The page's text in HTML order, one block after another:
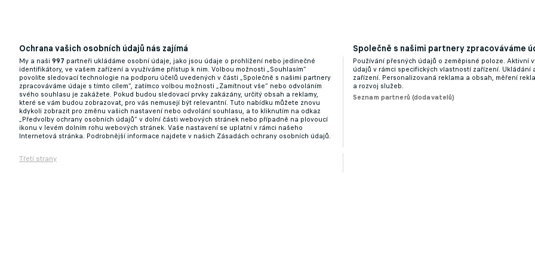
07.05.2025 10:47
Ochrana vašich osobních údajů nás zajímá
My a naši 997 partneři ukládáme osobní údaje, jako jsou údaje o prohlížení nebo jedinečné
identifikátory, ve vašem zařízení a využíváme přístup k nim. Volbou možnosti „Souhlasím“
povolíte sledovací technologie na podporu účelů uvedených v části „Společně s našimi partnery
zpracováváme údaje s tímto cílem“, zatímco volbou možnosti „Zamítnout vše“ nebo odvoláním
svého souhlasu je zakážete. Pokud budou sledovací prvky zakázány, určitý obsah a reklamy,
které se vám budou zobrazovat, pro vás nemusejí být relevantní. Tuto nabídku můžete znovu
kdykoli zobrazit pro změnu vašich nastavení nebo odvolání souhlasu, a to kliknutím na odkaz
„Předvolby ochrany osobních údajů“ v dolní části webových stránek nebo případně na plovoucí
ikonu v levém dolním rohu webových stránek. Vaše nastavení se uplatní v rámci našeho
Internetová stránka. Podrobnější informace najdete v našich Zásadách ochrany osobních údajů.
Třetí strany
Společně s našimi partnery zpracováváme
Používání přesných údajů o zeměpisné poloze. Aktivní
údajů v rámci specifických vlastností zařízení. Ukládání
zařízení. Personalizovaná reklama a obsah, měření
a rozvoj služeb.
Seznam partnerů (dodavatelů)